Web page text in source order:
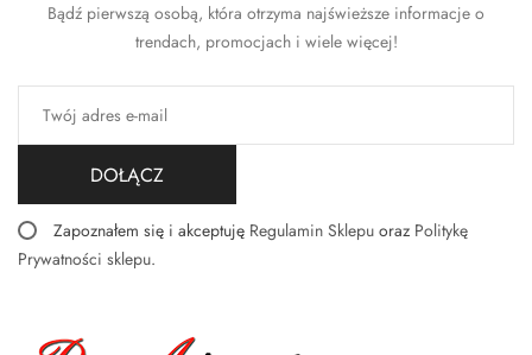
Bądź pierwszą osobą, która otrzyma najświeższe informacje o
trendach, promocjach i wiele więcej!
DOŁĄCZ
Zapoznałem się i akceptuję Regulamin Sklepu oraz Politykę
Prywatności sklepu.